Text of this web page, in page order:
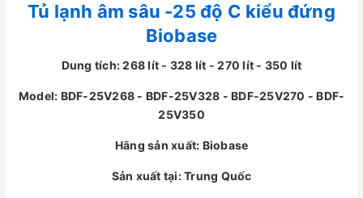
Tủ lạnh âm sâu -25 độ C kiểu đứng
Biobase
Dung tích: 268 lít - 328 lít - 270 lít - 350 lít
Model: BDF-25V268 - BDF-25V328 - BDF-25V270 - BDF-
25V350
Hãng sản xuất: Biobase
Sản xuất tại: Trung Quốc